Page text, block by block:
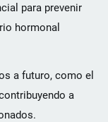
para prevenir
hormonal
a futuro, como el
a